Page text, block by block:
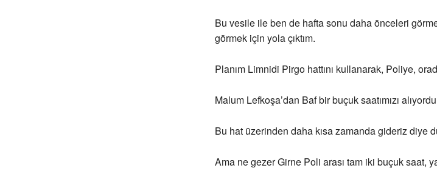
Bu vesile ile ben de hafta sonu daha önceleri
görmek için yola çıktım.
Planım Limnidi Pirgo hattını kullanarak, Poliye,
Malum Lefkoşa’dan Baf bir buçuk saatımızı
Bu hat üzerinden daha kısa zamanda gideriz diye
Ama ne gezer Girne Poli arası tam iki buçuk saat,